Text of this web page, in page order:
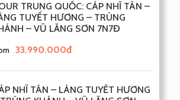
TRUNG QUỐC: CÁP NHĨ TÂN –
TUYẾT HƯƠNG – TRÙNG
– VŨ LĂNG SƠN 7N7Đ
33.990.000đ
NHĨ TÂN – LÀNG TUYẾT HƯƠNG